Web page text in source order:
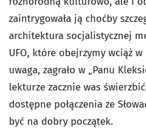
zaintrygowała ją choćby
architektura socjalistycznej
UFO, które obejrzymy wciąż w
uwaga, zagrało w „Panu
lekturze zacznie was
dostępne połączenia ze
być na dobry początek.